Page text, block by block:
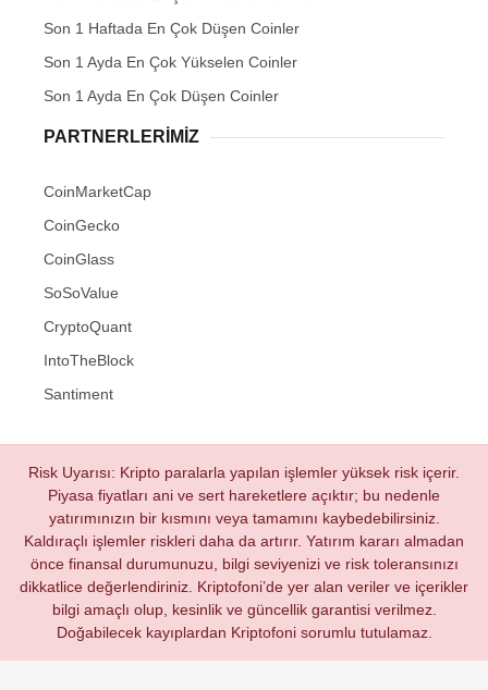
Son 1 Haftada En Çok Düşen Coinler
Son 1 Ayda En Çok Yükselen Coinler
Son 1 Ayda En Çok Düşen Coinler
PARTNERLERIMIZ
CoinMarketCap
CoinGecko
CoinGlass
SoSoValue
CryptoQuant
IntoTheBlock
Santiment
Risk Uyarısı: Kripto paralarla yapılan işlemler yüksek risk içerir.
Piyasa fiyatları ani ve sert hareketlere açıktır; bu nedenle
yatırımınızın bir kısmını veya tamamını kaybedebilirsiniz.
Kaldıraçlı işlemler riskleri daha da artırır. Yatırım kararı almadan
önce finansal durumunuzu, bilgi seviyenizi ve risk toleransınızı
dikkatlice değerlendiriniz. Kriptofoni’de yer alan veriler ve içerikler
bilgi amaçlı olup, kesinlik ve güncellik garantisi verilmez.
Doğabilecek kayıplardan Kriptofoni sorumlu tutulamaz.